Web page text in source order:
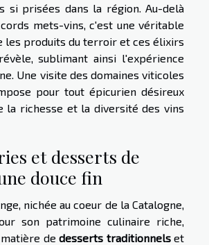
si prisées dans la région. Au-delà
mets-vins, c'est une véritable
les produits du terroir et ces élixirs
sublimant ainsi l'expérience
Une visite des domaines viticoles
pour tout épicurien désireux
la richesse et la diversité des vins
et desserts de
douce fin
nichée au coeur de la Catalogne,
son patrimoine culinaire riche,
de desserts traditionnelset